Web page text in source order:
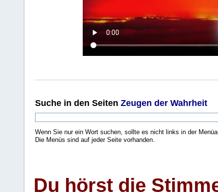
Suche in den Seiten Zeugen der Wahrheit
Wenn Sie nur ein Wort suchen, sollte es nicht links in der
Die Menüs sind auf jeder Seite vorhanden..
Du hörst die